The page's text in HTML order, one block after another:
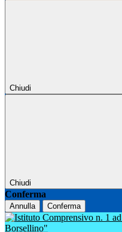
Chiudi
Chiudi
Conferma
Annulla Conferma